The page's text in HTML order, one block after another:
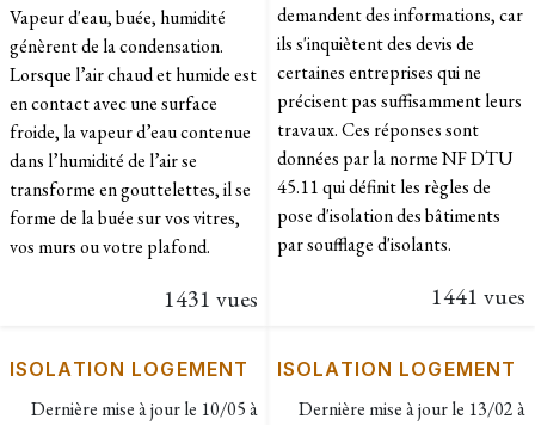
Vapeur d'eau, buée, humidité
génèrent de la condensation.
Lorsque l’air chaud et humide est
en contact avec une surface
froide, la vapeur d’eau contenue
dans l’humidité de l’air se
transforme en gouttelettes, il se
forme de la buée sur vos vitres,
vos murs ou votre plafond.
1431 vues
demandent des informations, car
ils s'inquiètent des devis de
certaines entreprises qui ne
précisent pas suffisamment leurs
travaux. Ces réponses sont
données par la norme NF DTU
45.11 qui définit les règles de
pose d'isolation des bâtiments
par soufflage d'isolants.
1441 vues
ISOLATION LOGEMENT
Dernière mise à jour le 10/05 à
ISOLATION LOGEMENT
Dernière mise à jour le 13/02 à